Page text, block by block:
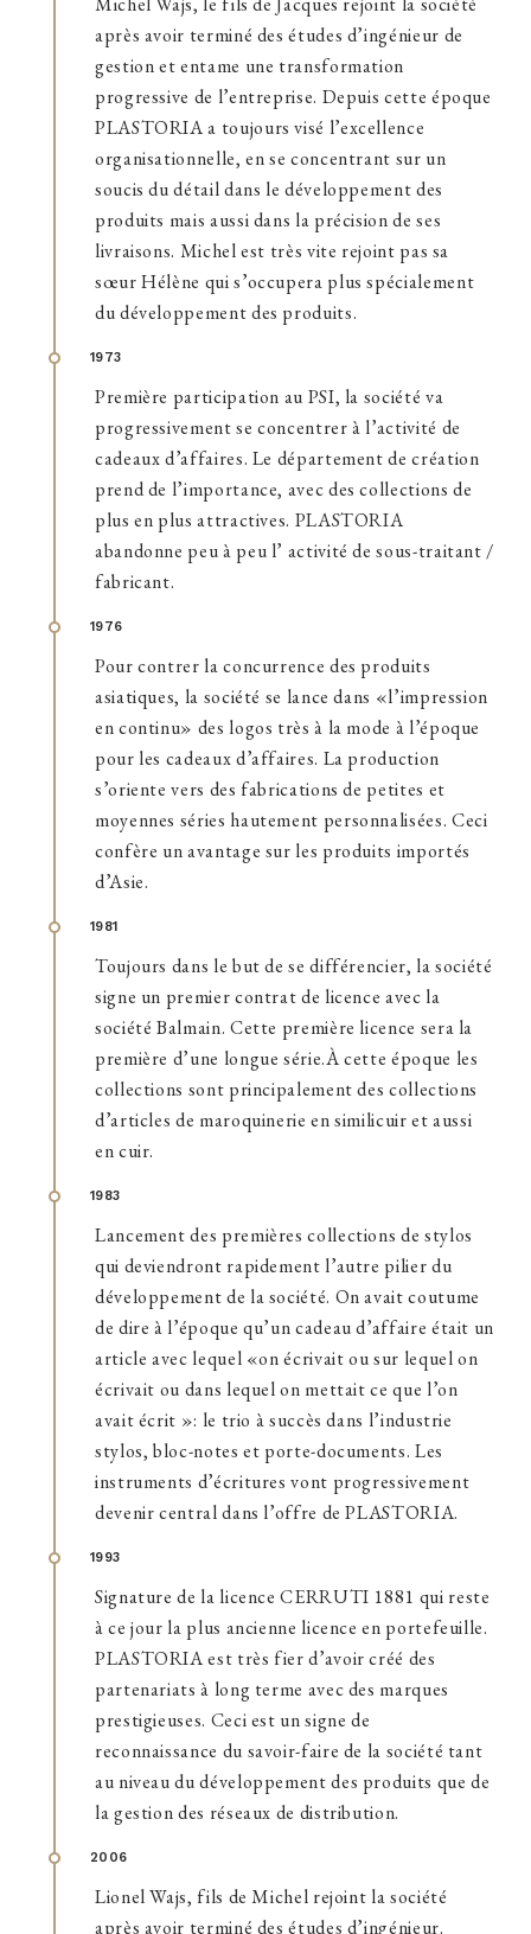
après avoir terminé des études d’ingénieur de
gestion et entame une transformation
progressive de l’entreprise. Depuis cette époque
PLASTORIA a toujours visé l’excellence
organisationnelle, en se concentrant sur un
soucis du détail dans le développement des
produits mais aussi dans la précision de ses
livraisons. Michel est très vite rejoint pas sa
sœur Hélène qui s’occupera plus spécialement
du développement des produits.
1973
Première participation au PSI, la société va
progressivement se concentrer à l’activité de
cadeaux d’affaires. Le département de création
prend de l’importance, avec des collections de
plus en plus attractives. PLASTORIA
abandonne peu à peu l’ activité de sous-traitant /
fabricant.
1976
Pour contrer la concurrence des produits
asiatiques, la société se lance dans «l’impression
en continu» des logos très à la mode à l’époque
pour les cadeaux d’affaires. La production
s’oriente vers des fabrications de petites et
moyennes séries hautement personnalisées. Ceci
confère un avantage sur les produits importés
d’Asie.
1981
Toujours dans le but de se différencier, la société
signe un premier contrat de licence avec la
société Balmain. Cette première licence sera la
première d’une longue série.À cette époque les
collections sont principalement des collections
d’articles de maroquinerie en similicuir et aussi
en cuir.
1983
Lancement des premières collections de stylos
qui deviendront rapidement l’autre pilier du
développement de la société. On avait coutume
de dire à l’époque qu’un cadeau d’affaire était un
article avec lequel «on écrivait ou sur lequel on
écrivait ou dans lequel on mettait ce que l’on
avait écrit »: le trio à succès dans l’industrie
stylos, bloc-notes et porte-documents. Les
instruments d’écritures vont progressivement
devenir central dans l’offre de PLASTORIA.
1993
Signature de la licence CERRUTI 1881 qui reste
à ce jour la plus ancienne licence en portefeuille.
PLASTORIA est très fier d’avoir créé des
partenariats à long terme avec des marques
prestigieuses. Ceci est un signe de
reconnaissance du savoir-faire de la société tant
au niveau du développement des produits que de
la gestion des réseaux de distribution.
2006
Lionel Wajs, fils de Michel rejoint la société
après avoir terminé des études d’ingénieur.